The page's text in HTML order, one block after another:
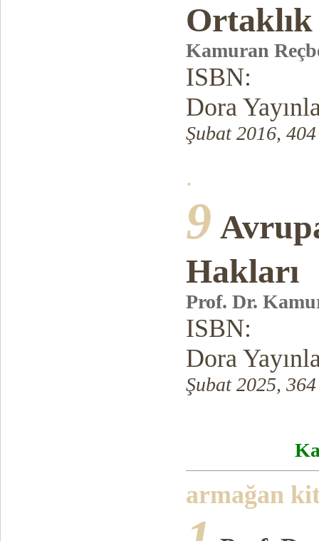
Kamuran
ISBN:
Dora
Şubat 2016,
.
9
Hakları
Prof. Dr.
ISBN:
Dora
Şubat 2025,
armağan